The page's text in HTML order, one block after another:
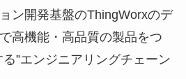
ン開発基盤のThingWorxのデ
高機能・高品質の製品をつ
る”エンジニアリングチェーン